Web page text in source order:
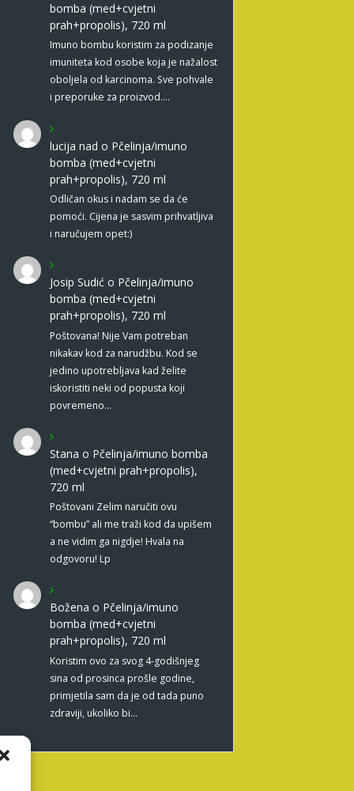
bomba (med+cvjetni
prah+propolis), 720 ml
Imuno bombu koristim za podizanje
imuniteta kod osobe koja je nažalost
oboljela od karcinoma. Sve pohvale
i preporuke za proizvod.…
lucija nad o Pčelinja/imuno
bomba (med+cvjetni
prah+propolis), 720 ml
Odličan okus i nadam se da će
pomoći. Cijena je sasvim prihvatljiva
i naručujem opet:)
Josip Sudić o Pčelinja/imuno
bomba (med+cvjetni
prah+propolis), 720 ml
Poštovana! Nije Vam potreban
nikakav kod za narudžbu. Kod se
jedino upotrebljava kad želite
iskoristiti neki od popusta koji
povremeno…
Stana o Pčelinja/imuno bomba
(med+cvjetni prah+propolis),
720 ml
Poštovani Zelim naručiti ovu
“bombu” ali me traži kod da upišem
a ne vidim ga nigdje! Hvala na
odgovoru! Lp
Božena o Pčelinja/imuno
bomba (med+cvjetni
prah+propolis), 720 ml
Koristim ovo za svog 4-godišnjeg
sina od prosinca prošle godine,
primjetila sam da je od tada puno
zdraviji, ukoliko bi…